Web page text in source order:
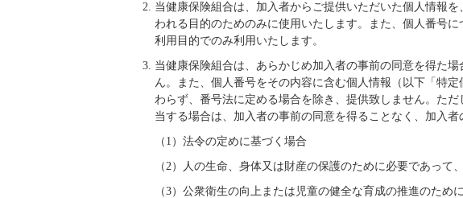
当健康保険組合は、加入者からご提供いただいた個人情報
われる目的のためのみに使用いたします。また、個人番号
利用目的でのみ利用いたします。
当健康保険組合は、あらかじめ加入者の事前の同意を得た
ん。また、個人番号をその内容に含む個人情報（以下「特
わらず、番号法に定める場合を除き、提供致しません。た
当する場合は、加入者の事前の同意を得ることなく、加入
（1）法令の定めに基づく場合
（2）人の生命、身体又は財産の保護のために必要であって
（3）公衆衛生の向上または児童の健全な育成の推進のた